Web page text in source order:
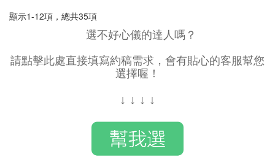
顯示1-12項，總共35項
選不好心儀的達人嗎？
請點擊此處直接填寫約稿需求，會有貼心的客服幫您
選擇喔！
↓ ↓ ↓ ↓